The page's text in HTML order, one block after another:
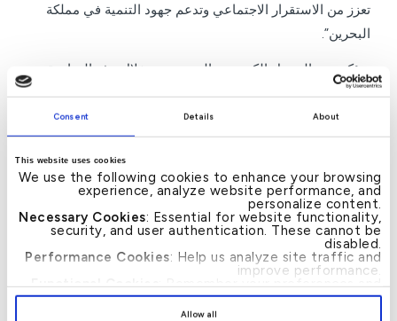
Consent Details About
This website uses cookies
We use the following cookies to enhance your browsing
experience, analyze website performance, and
personalize content.
Necessary Cookies: Essential for website functionality,
security, and user authentication. These cannot be
disabled.
Performance Cookies: Help us analyze site traffic and
improve performance.
Functional Cookies: Remember your preferences and
enhance user experience.
, you provide explicit consent to
Allow all
تعزز من الاستقرار الاجتماعي وتدعم جهود التنمية في مملكة
البحرين”.
ويؤكد بيت التمويل الكويتي – البحرين من خلال هذه المبادرة
استمرار نهجه في تنفيذ برامجه الاجتماعية والإنسانية، بما
ينسجم مع رؤيته في تعزيز التكافل المجتمعي، وترسيخ مكانته
كمؤسسة مالية رائدة تجمع بين التميز المصرفي والالتزام
الإنساني، وتسهم بفاعلية في دعم المجتمع البحريني في مختلف
الظروف.
– انتهى –